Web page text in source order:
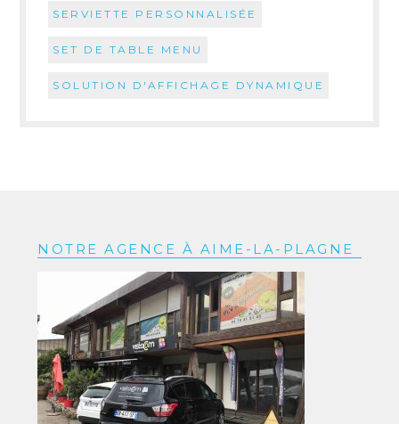
SERVIETTE PERSONNALISÉE
SET DE TABLE MENU
SOLUTION D'AFFICHAGE DYNAMIQUE
NOTRE AGENCE À AIME-LA-PLAGNE